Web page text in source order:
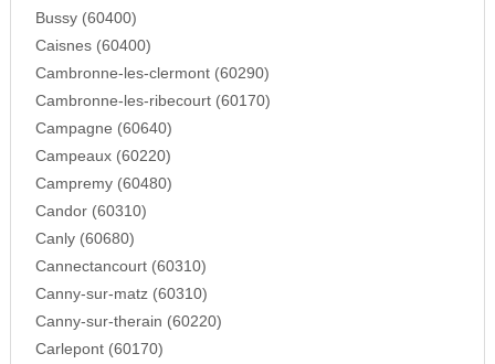
Bussy (60400)
Caisnes (60400)
Cambronne-les-clermont (60290)
Cambronne-les-ribecourt (60170)
Campagne (60640)
Campeaux (60220)
Campremy (60480)
Candor (60310)
Canly (60680)
Cannectancourt (60310)
Canny-sur-matz (60310)
Canny-sur-therain (60220)
Carlepont (60170)